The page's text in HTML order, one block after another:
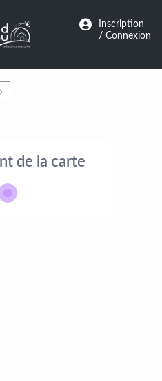
Inscription
/ Connexion
de la carte